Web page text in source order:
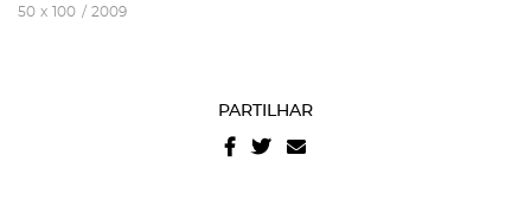
50 x 100 / 2009
PARTILHAR